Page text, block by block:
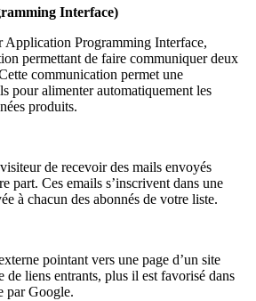
Interface)
Application Programming Interface,
permettant de faire communiquer deux
communication permet une
pour alimenter automatiquement les
produits.
de recevoir des mails envoyés
part. Ces emails s’inscrivent dans une
à chacun des abonnés de votre liste.
pointant vers une page d’un site
de liens entrants, plus il est favorisé dans
par Google.